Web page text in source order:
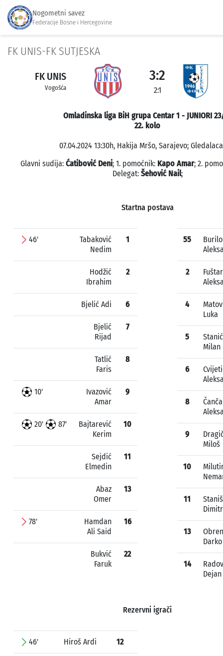
Nogometni savez
Federacije Bosne i Hercegovine
FK UNIS-FK SUTJESKA
FK UNIS
Vogošća
3:2
2:1
Omladinska liga BiH grupa Centar 1 - JUNIORI
22. kolo
07.04.2024 13:30h, Hakija Mršo, Sarajevo;
Glavni sudija: Ćatibović Deni; 1. pomoćnik: Kapo Amar; 2.
Delegat: Šehović Nail;
Startna postava
46'
Tabaković
Nedim
1
Hodžić
Ibrahim
2
Bjelić Adi 6
Bjelić
Rijad
7
Tatlić
Faris
8
10'
Ivazović
Amar
9
20' 87'
Bajtarević
Kerim
10
Sejdić
Elmedin
11
Abaz
Omer
13
78'
Hamdan
Ali Said
16
Bukvić
Faruk
22
55
Burilo
2
Fuštar
4
Luka
5
Stanić
Milan
6
8
9
Miloš
10
11
13
Darko
14
Dejan
Rezervni igrači
46' Hiroš Ardi 12